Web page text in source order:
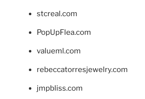
stcreal.com
PopUpFlea.com
valueml.com
rebeccatorresjewelry.com
jmpbliss.com